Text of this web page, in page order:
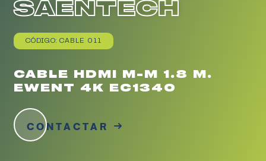
SAENTECH
CÓDIGO: CABLE 011
CABLE HDMI M-M 1.8 M.
EWENT 4K EC1340
CONTACTAR